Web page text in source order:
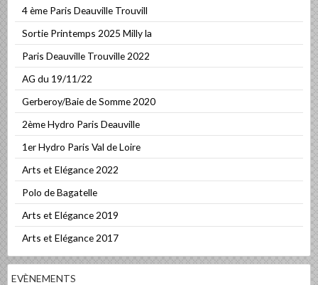
4 ème Paris Deauville Trouvill
Sortie Printemps 2025 Milly la
Paris Deauville Trouville 2022
AG du 19/11/22
Gerberoy/Baie de Somme 2020
2ème Hydro Paris Deauville
1er Hydro Paris Val de Loire
Arts et Elégance 2022
Polo de Bagatelle
Arts et Elégance 2019
Arts et Elégance 2017
EVÈNEMENTS